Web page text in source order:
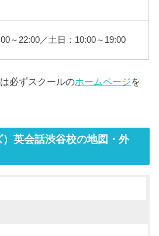
～22:00／土日：10:00～19:00
必ずスクールのホームページを
英会話渋谷校の地図・外